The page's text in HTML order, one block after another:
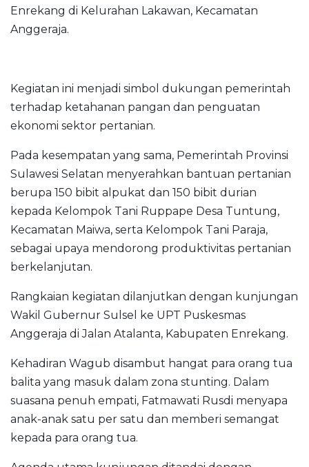
Enrekang di Kelurahan Lakawan, Kecamatan
Anggeraja.
Kegiatan ini menjadi simbol dukungan pemerintah
terhadap ketahanan pangan dan penguatan
ekonomi sektor pertanian.
Pada kesempatan yang sama, Pemerintah Provinsi
Sulawesi Selatan menyerahkan bantuan pertanian
berupa 150 bibit alpukat dan 150 bibit durian
kepada Kelompok Tani Ruppape Desa Tuntung,
Kecamatan Maiwa, serta Kelompok Tani Paraja,
sebagai upaya mendorong produktivitas pertanian
berkelanjutan.
Rangkaian kegiatan dilanjutkan dengan kunjungan
Wakil Gubernur Sulsel ke UPT Puskesmas
Anggeraja di Jalan Atalanta, Kabupaten Enrekang.
Kehadiran Wagub disambut hangat para orang tua
balita yang masuk dalam zona stunting. Dalam
suasana penuh empati, Fatmawati Rusdi menyapa
anak-anak satu per satu dan memberi semangat
kepada para orang tua.